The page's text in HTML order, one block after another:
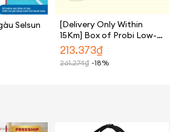
Selsun
[Delivery Only Within
15Km] Box of Probi Low-
Sugar Drinking Yogurt
130ml Bottle -24
Bottles/Yogurt Box
213.373₫
261.274₫ -18%